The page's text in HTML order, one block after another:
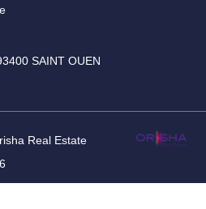
de 7,3 M€ pour la gestion
pour la transaction
SAINT OUEN
Real Estate